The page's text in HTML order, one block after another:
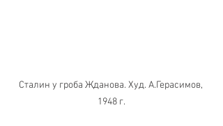
Сталин у гроба Жданова. Худ. А.Герасимов,
1948 г.